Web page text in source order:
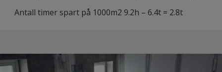
Antall timer spart på 1000m2 9.2h – 6.4t = 2.8t